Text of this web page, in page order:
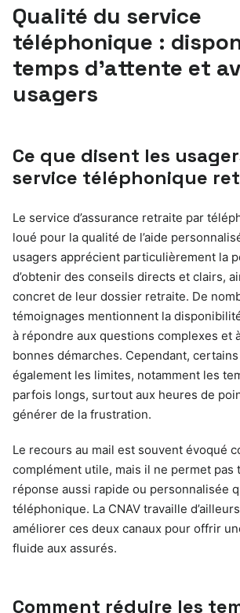
Qualité du service
téléphonique :
temps d’attente et
usagers
Ce que disent les
service téléphonique
Le service d’assurance retraite par
loué pour la qualité de l’aide
usagers apprécient particulièrement la
d’obtenir des conseils directs et clairs,
concret de leur dossier retraite. De
témoignages mentionnent la
à répondre aux questions complexes et
bonnes démarches. Cependant,
également les limites, notamment les
parfois longs, surtout aux heures de
générer de la frustration.
Le recours au mail est souvent évoqué
complément utile, mais il ne permet pas
réponse aussi rapide ou personnalisée
téléphonique. La CNAV travaille
améliorer ces deux canaux pour offrir
fluide aux assurés.
Comment réduire les